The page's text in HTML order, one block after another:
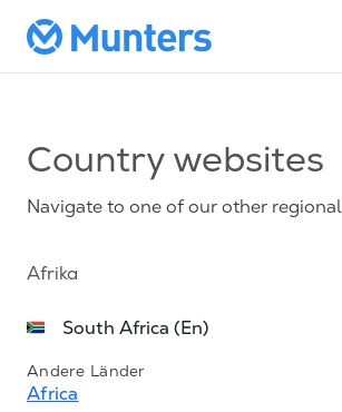
Country websites
Navigate to one of our other
Afrika
South Africa (En)
Andere Länder
Africa